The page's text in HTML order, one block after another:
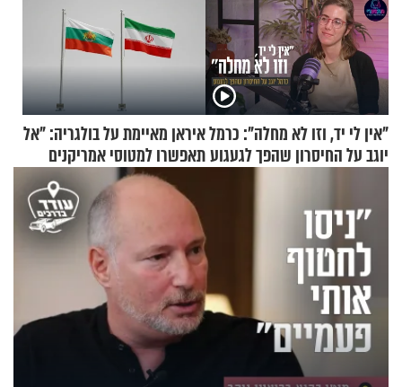
"אין לי יד, וזו לא מחלה": כרמל
יוגב על החיסרון שהפך לגעגוע
איראן מאיימת על בולגריה: "אל
תאפשרו למטוסי אמריקנים
להמריא מהשטח שלכם"